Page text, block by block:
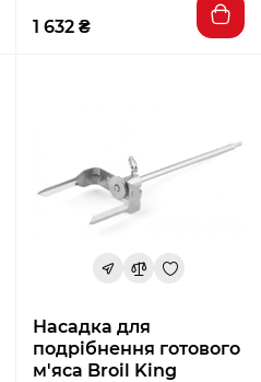
1 632 ₴
Насадка для
подрібнення готового
м'яса Broil King